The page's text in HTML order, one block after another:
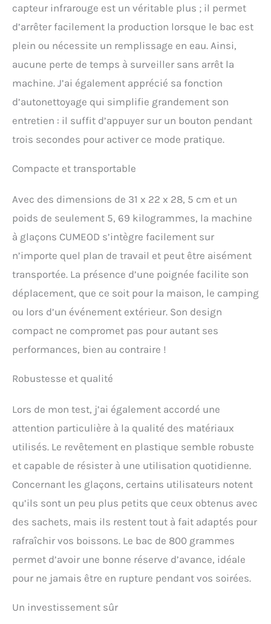
machine à glace et ajouter
à fonctionner. Avec un
système de capteur
machine à glaçons s'arrête
de fonctionner
le panier à glace est plein
ou lorsque vous avez
besoin de faire le plein
d'eau. 【Facile à
à glaçons est entièrement
nécessite aucune
Équipé d'une fonction de
nettoyage automatique,
le bouton marche/arrêt
pendant 3 secondes pour
nettoyage, et les eaux
usées peuvent s'écouler
dessous. Ainsi, le
nettoyage de votre
grande fenêtre
transparente visible peut
fabrication de glace à tout
moment, le panier à glace
g de glace à la fois, et
comprend également une
rendre le service facile et
hygiénique ; Livré avec 2
bouchons d'eau pour
éviter les pertes et peut
être remplacé. Achetez en
capteur infrarouge est un véritable plus ; il permet
d’arrêter facilement la production lorsque le bac est
plein ou nécessite un remplissage en eau. Ainsi,
aucune perte de temps à surveiller sans arrêt la
machine. J’ai également apprécié sa fonction
d’autonettoyage qui simplifie grandement son
entretien : il suffit d’appuyer sur un bouton pendant
trois secondes pour activer ce mode pratique.
Compacte et transportable
Avec des dimensions de 31 x 22 x 28, 5 cm et un
poids de seulement 5, 69 kilogrammes, la machine
à glaçons CUMEOD s’intègre facilement sur
n’importe quel plan de travail et peut être aisément
transportée. La présence d’une poignée facilite son
déplacement, que ce soit pour la maison, le camping
ou lors d’un événement extérieur. Son design
compact ne compromet pas pour autant ses
performances, bien au contraire !
Robustesse et qualité
Lors de mon test, j’ai également accordé une
attention particulière à la qualité des matériaux
utilisés. Le revêtement en plastique semble robuste
et capable de résister à une utilisation quotidienne.
Concernant les glaçons, certains utilisateurs notent
qu’ils sont un peu plus petits que ceux obtenus avec
des sachets, mais ils restent tout à fait adaptés pour
rafraîchir vos boissons. Le bac de 800 grammes
permet d’avoir une bonne réserve d’avance, idéale
pour ne jamais être en rupture pendant vos soirées.
Un investissement sûr